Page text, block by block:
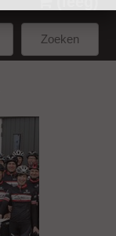
Zoeken